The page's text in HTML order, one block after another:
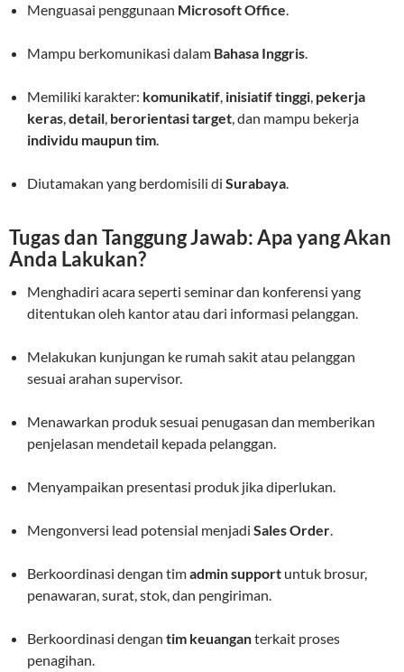
Menguasai penggunaan Microsoft Office.
Mampu berkomunikasi dalam Bahasa Inggris.
Memiliki karakter: komunikatif, inisiatif tinggi, pekerja
keras,detail, berorientasi target, dan mampu bekerja
individu maupun tim.
Diutamakan yang berdomisili di Surabaya.
Tugas dan Tanggung Jawab: Apa yang Akan
Anda Lakukan?
Menghadiri acara seperti seminar dan konferensi yang
ditentukan oleh kantor atau dari informasi pelanggan.
Melakukan kunjungan ke rumah sakit atau pelanggan
sesuai arahan supervisor.
Menawarkan produk sesuai penugasan dan memberikan
penjelasan mendetail kepada pelanggan.
Menyampaikan presentasi produk jika diperlukan.
Mengonversi lead potensial menjadi Sales Order.
Berkoordinasi dengan timadmin support untuk brosur,
penawaran, surat, stok, dan pengiriman.
Berkoordinasi dengan tim keuanganterkait proses
penagihan.